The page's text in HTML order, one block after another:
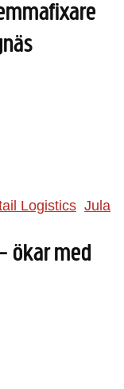
Logistics Jula
ökar med